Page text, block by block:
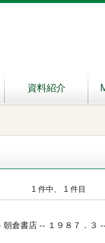
資料紹介
1 件中、 1 件目
倉書店 -- １９８７．３